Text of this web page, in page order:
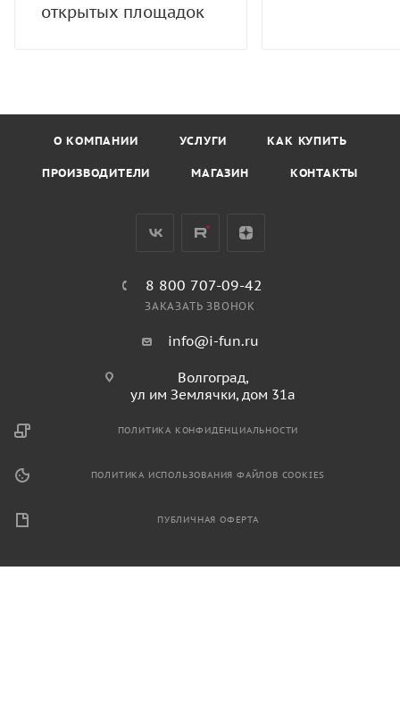
открытых площадок
О КОМПАНИИ УСЛУГИ КАК КУПИТЬ
ПРОИЗВОДИТЕЛИ МАГАЗИН КОНТАКТЫ
8 800 707-09-42
ЗАКАЗАТЬ ЗВОНОК
info@i-fun.ru
Волгоград,
ул им Землячки, дом 31а
ПОЛИТИКА КОНФИДЕНЦИАЛЬНОСТИ
ПОЛИТИКА ИСПОЛЬЗОВАНИЯ ФАЙЛОВ COOKIES
ПУБЛИЧНАЯ ОФЕРТА